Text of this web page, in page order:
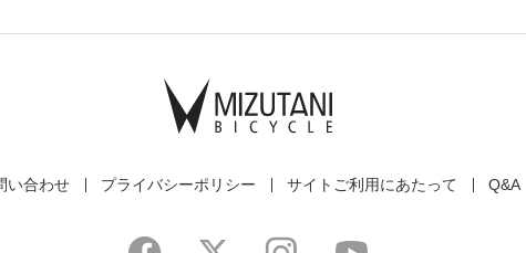
い合わせ プライバシーポリシー サイトご利用にあたって Q&A